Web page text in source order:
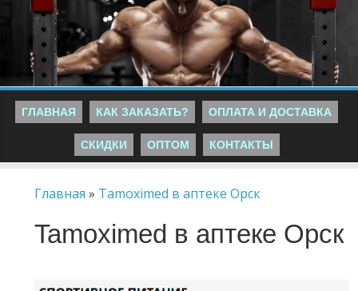
ГЛАВНАЯ КАК ЗАКАЗАТЬ? ОПЛАТА И ДОСТАВКА
СКИДКИ ОПТОМ КОНТАКТЫ
Главная » Tamoximed в аптеке Орск
Tamoximed в аптеке Орск